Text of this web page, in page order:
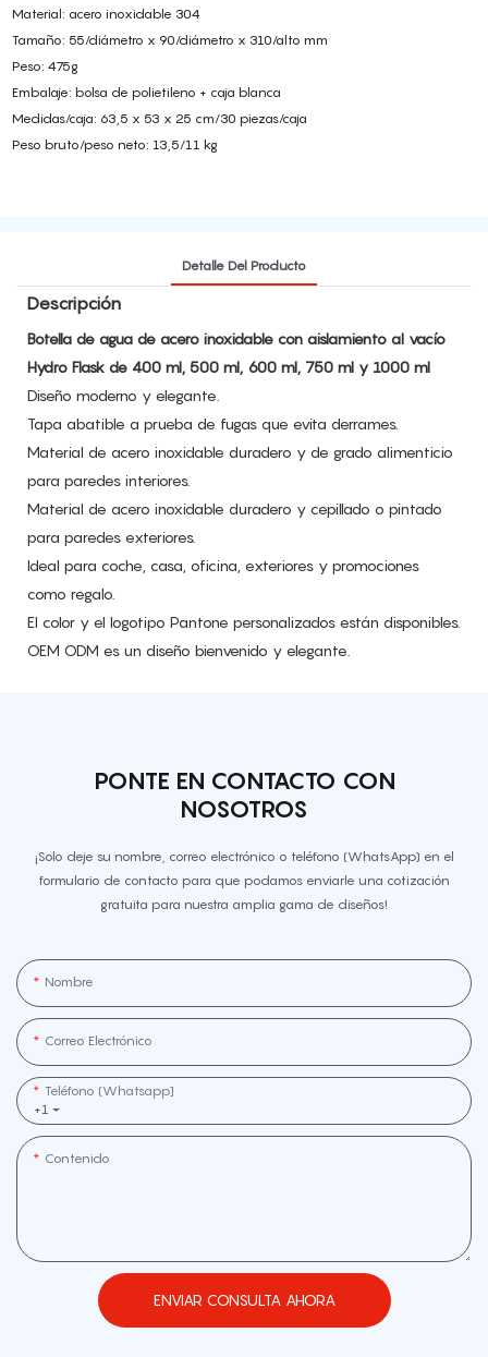
Material: acero inoxidable 304
Tamaño: 55/diámetro x 90/diámetro x 310/alto mm
Peso: 475g
Embalaje: bolsa de polietileno + caja blanca
Medidas/caja: 63,5 x 53 x 25 cm/30 piezas/caja
Peso bruto/peso neto: 13,5/11 kg
Detalle Del Producto
Descripción
Botella de agua de acero inoxidable con aislamiento al vacío
Hydro Flask de 400 ml, 500 ml, 600 ml, 750 ml y 1000 ml
Diseño moderno y elegante.
Tapa abatible a prueba de fugas que evita derrames.
Material de acero inoxidable duradero y de grado alimenticio
para paredes interiores.
Material de acero inoxidable duradero y cepillado o pintado
para paredes exteriores.
Ideal para coche, casa, oficina, exteriores y promociones
como regalo.
El color y el logotipo Pantone personalizados están disponibles.
OEM ODM es un diseño bienvenido y elegante.
PONTE EN CONTACTO CON
NOSOTROS
¡Solo deje su nombre, correo electrónico o teléfono (WhatsApp) en el
formulario de contacto para que podamos enviarle una cotización
gratuita para nuestra amplia gama de diseños!
Nombre
Correo Electrónico
+1
Teléfono (whatsapp]
Contenido
ENVIAR CONSULTA AHORA